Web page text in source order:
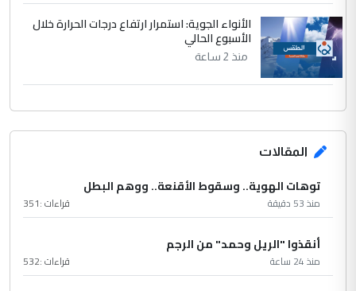
الأنواء الجوية: استمرار ارتفاع درجات الحرارة خلال
الأسبوع الحالي
منذ 2 ساعة
المقالات
توهات الهوية.. وسقوط الأقنعة.. ووهم البطل
منذ 53 دقيقة قراءات :351
أنقذوا "الريل وحمد" من الرجم
منذ 24 ساعة قراءات :532